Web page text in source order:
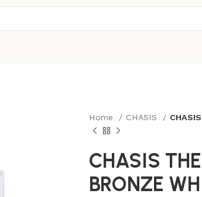
Home CHASIS
CHASIS
BRONZE